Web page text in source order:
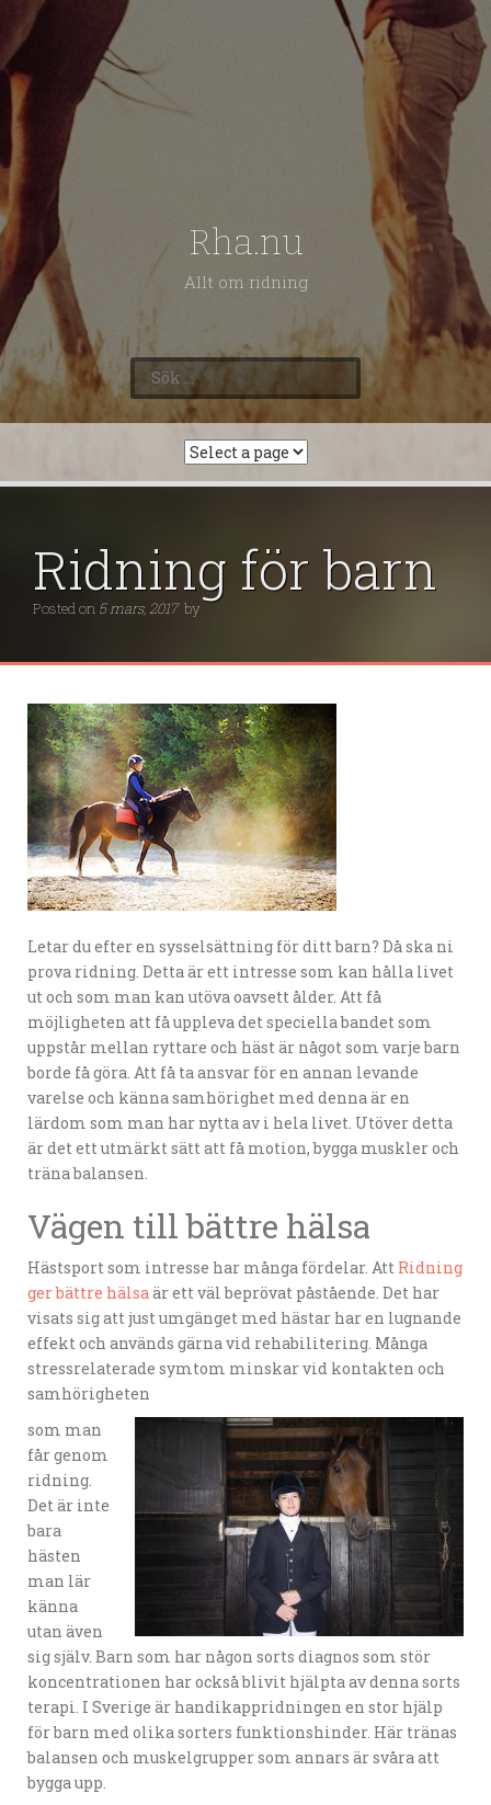
Rha.nu
Allt om ridning
Sök
efter:
Ridning för barn
Posted on 5 mars, 2017 by
Letar du efter en sysselsättning för ditt barn? Då ska ni
prova ridning. Detta är ett intresse som kan hålla livet
ut och som man kan utöva oavsett ålder. Att få
möjligheten att få uppleva det speciella bandet som
uppstår mellan ryttare och häst är något som varje barn
borde få göra. Att få ta ansvar för en annan levande
varelse och känna samhörighet med denna är en
lärdom som man har nytta av i hela livet. Utöver detta
är det ett utmärkt sätt att få motion, bygga muskler och
träna balansen.
Vägen till bättre hälsa
Hästsport som intresse har många fördelar. Att Ridning
ger bättre hälsaär ett väl beprövat påstående. Det har
visats sig att just umgänget med hästar har en lugnande
effekt och används gärna vid rehabilitering. Många
stressrelaterade symtom minskar vid kontakten och
samhörigheten
som man
får genom
ridning.
Det är inte
bara
hästen
man lär
känna
utan även
sig själv. Barn som har någon sorts diagnos som stör
koncentrationen har också blivit hjälpta av denna sorts
terapi. I Sverige är handikappridningen en stor hjälp
för barn med olika sorters funktionshinder. Här tränas
balansen och muskelgrupper som annars är svåra att
bygga upp.